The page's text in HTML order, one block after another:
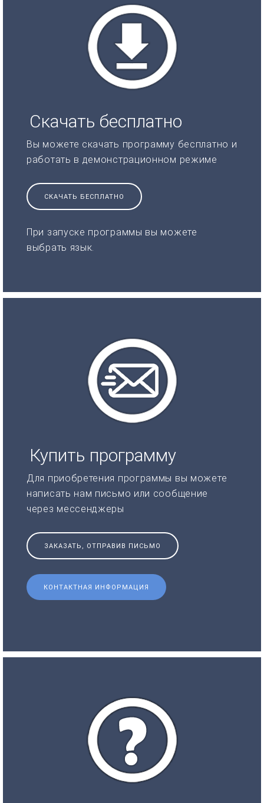
Скачать бесплатно
Вы можете скачать программу бесплатно и
работать в демонстрационном режиме
СКАЧАТЬ БЕСПЛАТНО
При запуске программы вы можете
выбрать язык.
Купить программу
Для приобретения программы вы можете
написать нам письмо или сообщение
через мессенджеры
ЗАКАЗАТЬ, ОТПРАВИВ ПИСЬМО
КОНТАКТНАЯ ИНФОРМАЦИЯ